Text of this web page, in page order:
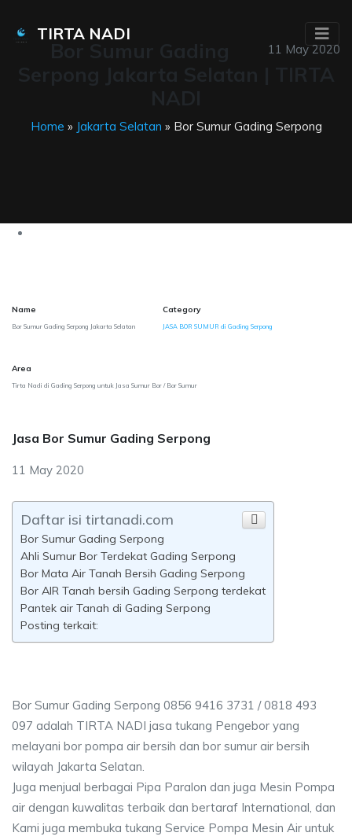
TIRTA NADI
11 May 2020
Home » Jakarta Selatan » Bor Sumur Gading Serpong
Name
Bor Sumur Gading Serpong Jakarta Selatan
Category
JASA BOR SUMUR di Gading Serpong
Area
Tirta Nadi di Gading Serpong untuk Jasa Sumur Bor / Bor Sumur
Jasa Bor Sumur Gading Serpong
11 May 2020
Daftar isi tirtanadi.com
Bor Sumur Gading Serpong
Ahli Sumur Bor Terdekat Gading Serpong
Bor Mata Air Tanah Bersih Gading Serpong
Bor AIR Tanah bersih Gading Serpong terdekat
Pantek air Tanah di Gading Serpong
Posting terkait:
Bor Sumur Gading Serpong 0856 9416 3731 / 0818 493
097 adalah TIRTA NADI jasa tukang Pengebor yang
melayani bor pompa air bersih dan bor sumur air bersih
wilayah Jakarta Selatan.
Juga menjual berbagai Pipa Paralon dan juga Mesin Pompa
air dengan kuwalitas terbaik dan bertaraf International, dan
Kami juga membuka tukang Service Pompa Mesin Air untuk